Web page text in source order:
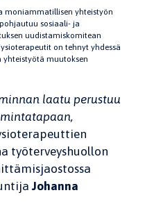
moniammatillisen yhteistyön
sosiaali- ja
uudistamiskomitean
on tehnyt yhdessä
yhteistyötä muutoksen
laatu perustuu
työterveyshuollon
Johanna